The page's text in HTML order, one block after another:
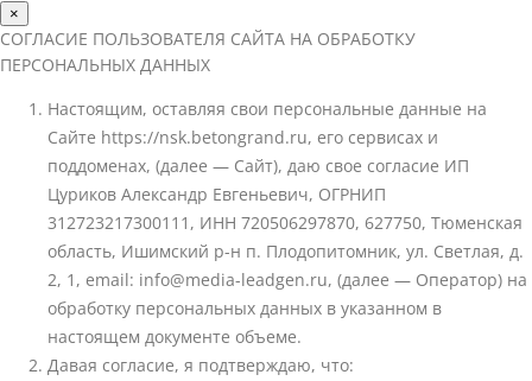
×
СОГЛАСИЕ ПОЛЬЗОВАТЕЛЯ САЙТА НА ОБРАБОТКУ
ПЕРСОНАЛЬНЫХ ДАННЫХ
Настоящим, оставляя свои персональные данные на
Сайте https://nsk.betongrand.ru, его сервисах и
поддоменах, (далее — Сайт), даю свое согласие ИП
Цуриков Александр Евгеньевич, ОГРНИП
312723217300111, ИНН 720506297870, 627750, Тюменская
область, Ишимский р-н п. Плодопитомник, ул. Светлая, д.
2, 1, email: info@media-leadgen.ru, (далее — Оператор) на
обработку персональных данных в указанном в
настоящем документе объеме.
Давая согласие, я подтверждаю, что: